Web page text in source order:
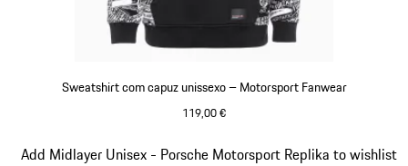
Sweatshirt com capuz unissexo – Motorsport Fanwear
119,00 €
Add Midlayer Unisex - Porsche Motorsport Replika to wishlist
Diapositivo 2 de 20